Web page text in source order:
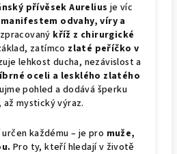
přívěsek Aurelius je víc
manifestem odvahy, víry a
kříž z chirurgické
zatímco zlaté peříčko v
lehkost ducha, nezávislost a
oceli a lesklého zlatého
pohled a dodává šperku
až mystický výraz.
každému – je pro muže,
Pro ty, kteří hledají v životě